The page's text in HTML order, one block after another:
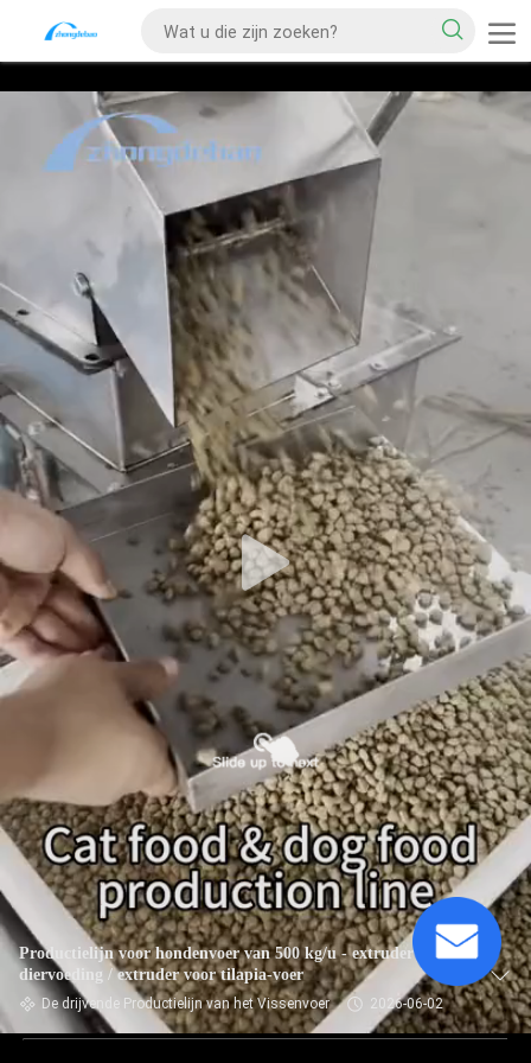
Productielijn voor hondenvoer van 500 kg/u - extruder voor
diervoeding / extruder voor tilapia-voer
De drijvende Productielijn van het Vissenvoer 2026-06-02